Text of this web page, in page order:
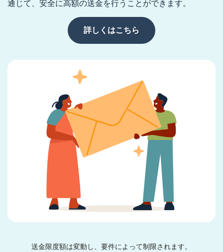
通じて、安全に高額の送金を行うことができます。
詳しくはこちら
送金限度額は変動し、要件によって制限されます。